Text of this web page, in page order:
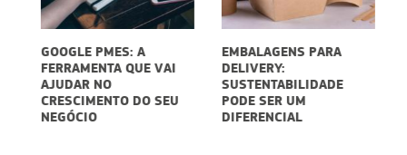
GOOGLE PMES: A
FERRAMENTA QUE VAI
AJUDAR NO
CRESCIMENTO DO SEU
NEGÓCIO
EMBALAGENS PARA
DELIVERY:
SUSTENTABILIDADE
PODE SER UM
DIFERENCIAL